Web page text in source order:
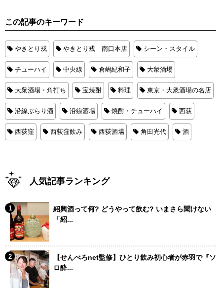
この記事のキーワード
やきとり戎 やきとり戎 南口本店 シーン・スタイル
チューハイ 中央線 倉嶋紀和子 大衆酒場
大衆酒場・角打ち 宝焼酎 料理 東京・大衆酒場の名店
沿線ぶらり酒 沿線酒場 焼酎・チューハイ 西荻
西荻窪 西荻窪飲み 西荻酒場 角田光代 酒
人気記事ランキング
紹興酒って何? どうやって飲む? いまさら聞けない
「紹...
【せんべろnet監修】ひとり飲み初心者が赤羽で『ソ
ロ酔...